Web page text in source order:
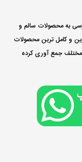
به محصولات سالم و
و کامل ترین محصولات
مختلف جمع آوری کرده